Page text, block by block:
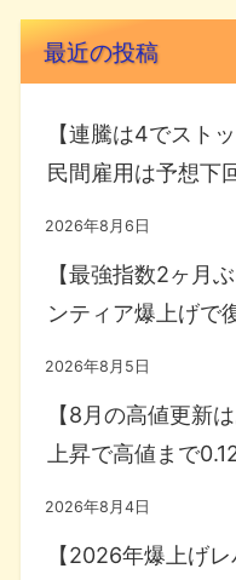
最近の投稿
【連騰は4でスト
民間雇用は予想下
2026年8月6日
【最強指数2ヶ月
ンティア爆上げで
2026年8月5日
【8月の高値更新
上昇で高値まで
2026年8月4日
【2026年爆上げ